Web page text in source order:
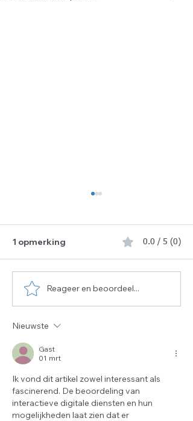
De gezegende 10
dagen van Dhul Hijjah
1 opmerking 0.0 / 5 (0)
Reageer en beoordeel...
Nieuwste
Gast
01 mrt
Ik vond dit artikel zowel interessant als
fascinerend. De beoordeling van
interactieve digitale diensten en hun
mogelijkheden laat zien dat er